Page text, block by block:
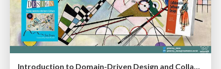
Introduction to Domain-Driven Design and Collaborative software design